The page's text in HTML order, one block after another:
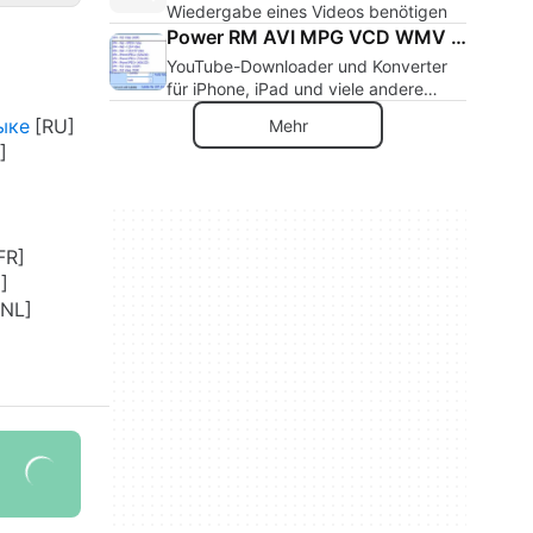
Wiedergabe eines Videos benötigen
Power RM AVI MPG VCD WMV Converter
YouTube-Downloader und Konverter
für iPhone, iPad und viele andere
Geräte
Mehr